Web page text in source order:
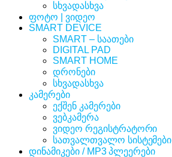
სხვადასხვა
ფოტო | ვიდეო
SMART DEVICE
SMART – საათები
DIGITAL PAD
SMART HOME
დრონები
სხვადასხვა
კამერები
ექშენ კამერები
ვებკამერა
ვიდეო რეგისტრატორი
სათვალთვალო სისტემები
დინამიკები / MP3 პლეერები